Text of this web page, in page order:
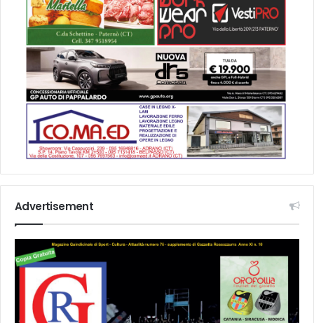
Advertisement